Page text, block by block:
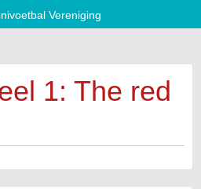
Vereniging
1: The red